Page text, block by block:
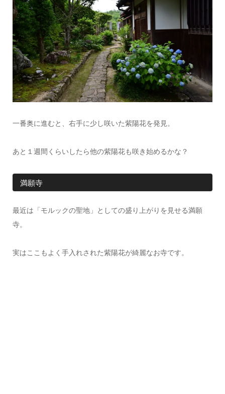
一番奥に進むと、右手に少し咲いた紫陽花を発見。
あと１週間くらいしたら他の紫陽花も咲き始めるかな？
満願寺
最近は「モルックの聖地」としての盛り上がりを見せる満願
寺。
実はここもよく手入れされた紫陽花が綺麗なお寺です。